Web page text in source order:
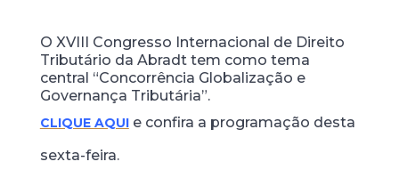
O XVIII Congresso Internacional de Direito
Tributário da Abradt tem como tema
central “Concorrência Globalização e
Governança Tributária”.
CLIQUE AQUIe confira a programação desta
sexta-feira.